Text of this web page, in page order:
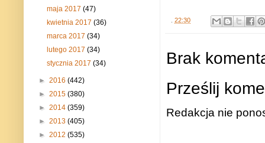
. 22:30
Brak
Prześlij
Redakcja nie
maja 2017(47)
kwietnia 2017(36)
marca 2017(34)
lutego 2017(34)
stycznia 2017(34)
► 2016 (442)
► 2015 (380)
► 2014 (359)
► 2013 (405)
► 2012 (535)